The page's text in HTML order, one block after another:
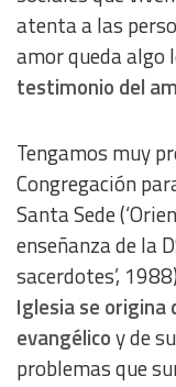
atenta a las
amor queda algo
testimonio del
Tengamos muy
Congregación
Santa Sede
enseñanza de la
sacerdotes’,
Iglesia se origina
evangélicoy de
problemas que